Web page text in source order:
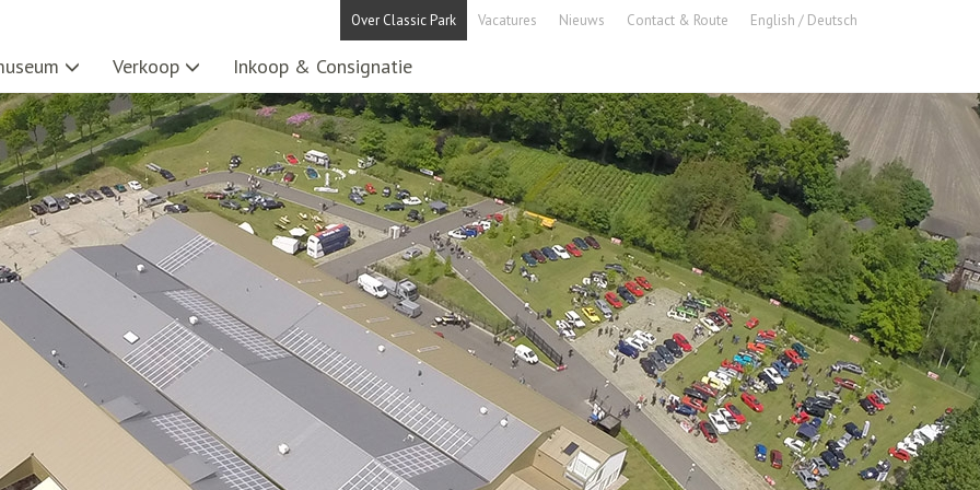
Verkoop Inkoop & Consignatie
Over Classic Park Vacatures Nieuws Contact & Route English / Deutsch